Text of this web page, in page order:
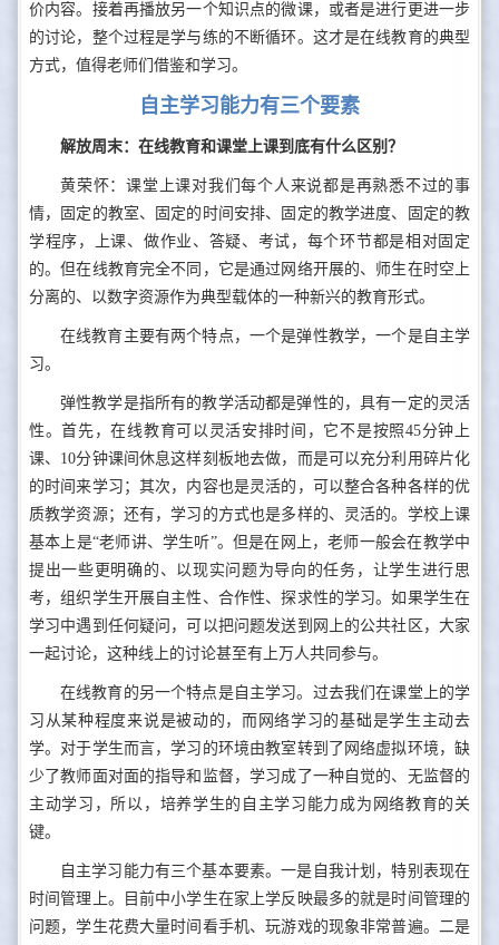
价内容。接着再播放另一个知识点的微课，或者是进行更进一步
的讨论，整个过程是学与练的不断循环。这才是在线教育的典型
方式，值得老师们借鉴和学习。
自主学习能力有三个要素
解放周末：在线教育和课堂上课到底有什么区别？
黄荣怀：课堂上课对我们每个人来说都是再熟悉不过的事
情，固定的教室、固定的时间安排、固定的教学进度、固定的教
学程序，上课、做作业、答疑、考试，每个环节都是相对固定
的。但在线教育完全不同，它是通过网络开展的、师生在时空上
分离的、以数字资源作为典型载体的一种新兴的教育形式。
在线教育主要有两个特点，一个是弹性教学，一个是自主学
习。
弹性教学是指所有的教学活动都是弹性的，具有一定的灵活
性。首先，在线教育可以灵活安排时间，它不是按照45分钟上
课、10分钟课间休息这样刻板地去做，而是可以充分利用碎片化
的时间来学习；其次，内容也是灵活的，可以整合各种各样的优
质教学资源；还有，学习的方式也是多样的、灵活的。学校上课
基本上是“老师讲、学生听”。但是在网上，老师一般会在教学中
提出一些更明确的、以现实问题为导向的任务，让学生进行思
考，组织学生开展自主性、合作性、探求性的学习。如果学生在
学习中遇到任何疑问，可以把问题发送到网上的公共社区，大家
一起讨论，这种线上的讨论甚至有上万人共同参与。
在线教育的另一个特点是自主学习。过去我们在课堂上的学
习从某种程度来说是被动的，而网络学习的基础是学生主动去
学。对于学生而言，学习的环境由教室转到了网络虚拟环境，缺
少了教师面对面的指导和监督，学习成了一种自觉的、无监督的
主动学习，所以，培养学生的自主学习能力成为网络教育的关
键。
自主学习能力有三个基本要素。一是自我计划，特别表现在
时间管理上。目前中小学生在家上学反映最多的就是时间管理的
问题，学生花费大量时间看手机、玩游戏的现象非常普遍。二是